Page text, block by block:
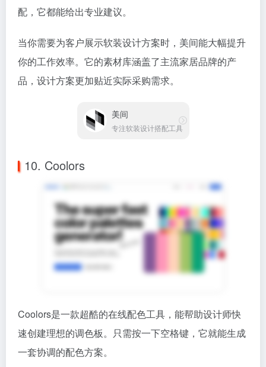
配，它都能给出专业建议。
当你需要为客户展示软装设计方案时，美间能大幅提升
你的工作效率。它的素材库涵盖了主流家居品牌的产
品，设计方案更加贴近实际采购需求。
美间
专注软装设计搭配工具
10. Coolors
Coolors是一款超酷的在线配色工具，能帮助设计师快
速创建理想的调色板。只需按一下空格键，它就能生成
一套协调的配色方案。